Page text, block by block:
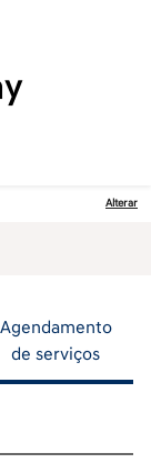
Alterar
Agendamento
de serviços